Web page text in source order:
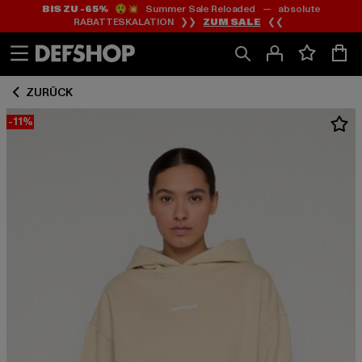
Zum
Inhalt
springen
Zum
Fußzeile
springen
BIS ZU -65%😲💥 Summer Sale Reloaded — absolute
RABATTESKALATION ❯❯ ZUM SALE ❮❮
ZURÜCK
-11%